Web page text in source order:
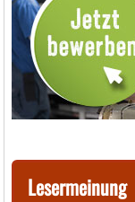
Lesermeinung